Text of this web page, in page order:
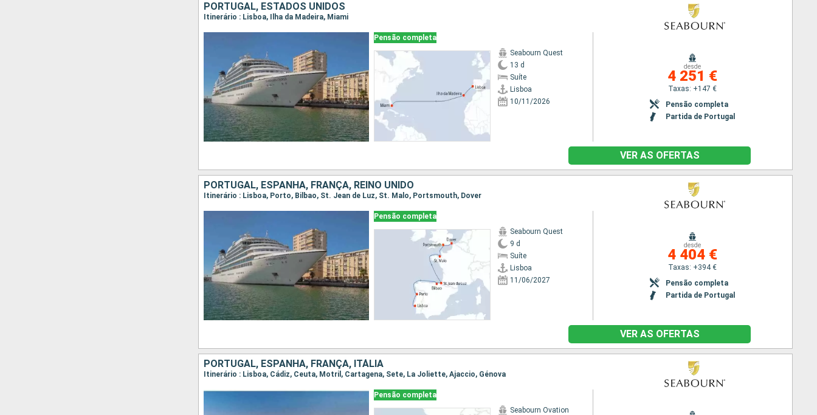
PORTUGAL, ESTADOS UNIDOS
Itinerário : Lisboa, Ilha da Madeira, Miami
Pensão completa
Seabourn Quest
13 d
Suíte
Lisboa
10/11/2026
desde
4 251 €
Taxas: +147 €
Pensão completa
Partida de Portugal
VER AS OFERTAS
PORTUGAL, ESPANHA, FRANÇA, REINO UNIDO
Itinerário : Lisboa, Porto, Bilbao, St. Jean de Luz, St. Malo, Portsmouth, Dover
Pensão completa
Seabourn Quest
9 d
Suíte
Lisboa
11/06/2027
desde
4 404 €
Taxas: +394 €
Pensão completa
Partida de Portugal
VER AS OFERTAS
PORTUGAL, ESPANHA, FRANÇA, ITÁLIA
Itinerário : Lisboa, Cádiz, Ceuta, Motril, Cartagena, Sete, La Joliette, Ajaccio, Génova
Pensão completa
Seabourn Ovation